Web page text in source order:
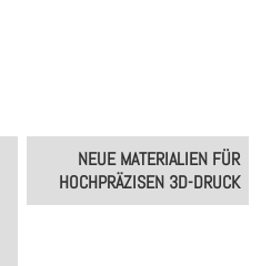
NEUE MATERIALIEN FÜR
HOCHPRÄZISEN 3D-DRUCK